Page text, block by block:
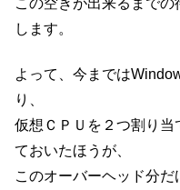
します。
よって、今までは
り、
仮想ＣＰＵを２つ割り当
ておいたほうが、
このオーバーヘッド分だ